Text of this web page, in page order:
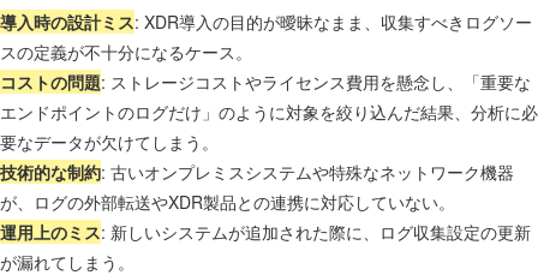
導入時の設計ミス: XDR導入の目的が曖昧なまま、収集すべきログソー
スの定義が不十分になるケース。
コストの問題: ストレージコストやライセンス費用を懸念し、「重要な
エンドポイントのログだけ」のように対象を絞り込んだ結果、分析に必
要なデータが欠けてしまう。
技術的な制約: 古いオンプレミスシステムや特殊なネットワーク機器
が、ログの外部転送やXDR製品との連携に対応していない。
運用上のミス: 新しいシステムが追加された際に、ログ収集設定の更新
が漏れてしまう。